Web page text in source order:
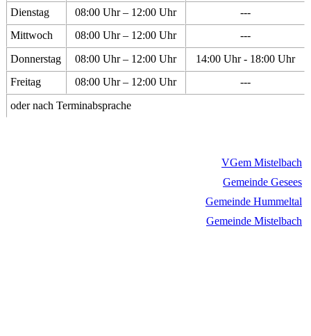
Dienstag
08:00 Uhr – 12:00 Uhr
---
Mittwoch
08:00 Uhr – 12:00 Uhr
---
Donnerstag
08:00 Uhr – 12:00 Uhr
14:00 Uhr - 18:00 Uhr
Freitag
08:00 Uhr – 12:00 Uhr
---
oder nach Terminabsprache
VGem Mistelbach
Gemeinde Gesees
Gemeinde Hummeltal
Gemeinde Mistelbach